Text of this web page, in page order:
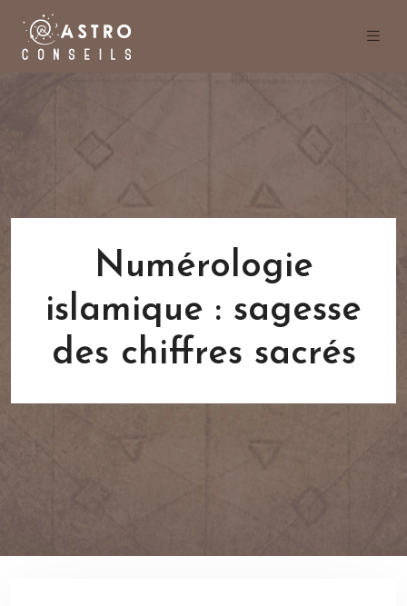
Numérologie
islamique : sagesse
des chiffres sacrés